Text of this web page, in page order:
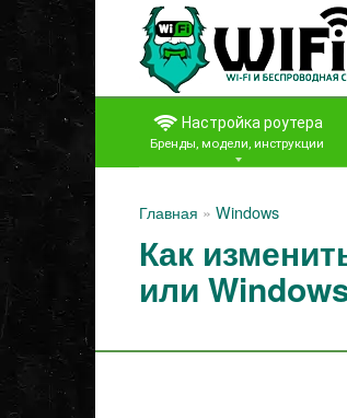
Перейти
контенту
Настройка роутера
Бренды, модели, инструкции
Главная » Windows
Как
или